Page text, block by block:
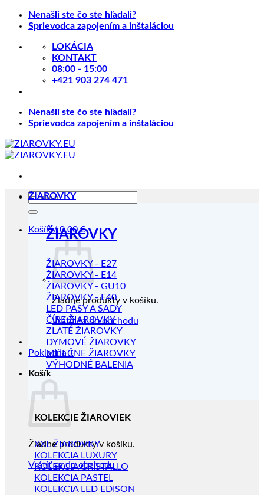
Skip
Nenašli ste čo ste hľadali?
Sprievodca zapojením a inštaláciou
LOKÁCIA
KONTAKT
08:00 - 15:00
+421 903 274 471
Nenašli ste čo ste hľadali?
Sprievodca zapojením a inštaláciou
Hľadať:
Košík /0.00€
Žiadne produkty v košíku.
Vrátiť sa do obchodu
Pokladňa +
Košík
Žiadne produkty v košíku.
Vrátiť sa do obchodu
ŽIAROVKY
ŽIAROVKY
ŽIAROVKY - E27
ŽIAROVKY - E14
ŽIAROVKY - GU10
ŽIAROVKY - E40
LED PÁSY A SADY
ČÍRE ŽIAROVKY
ZLATÉ ŽIAROVKY
DYMOVÉ ŽIAROVKY
MLIEČNE ŽIAROVKY
VÝHODNÉ BALENIA
KOLEKCIE ŽIAROVIEK
XXL ŽIAROVKY
KOLEKCIA LUXURY
KOLEKCIA CRISTALLO
KOLEKCIA PASTEL
KOLEKCIA LED EDISON